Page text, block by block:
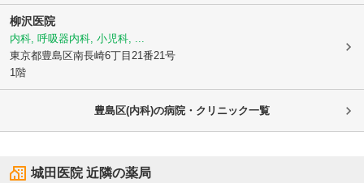
柳沢医院
内科, 呼吸器内科, 小児科, ...
東京都豊島区南長崎6丁目21番21号
1階
豊島区(内科)の病院・クリニック一覧
城田医院近隣の薬局